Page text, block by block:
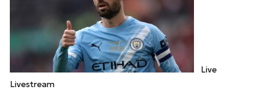
Live
Livestream